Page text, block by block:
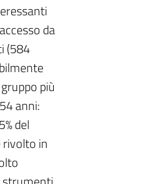
da
(584
più
anni:
del
rivolto in